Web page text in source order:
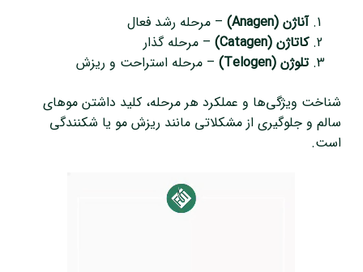
آناژن (Anagen)
– مرحله رشد فعال
کاتاژن (Catagen)
– مرحله گذار
تلوژن (Telogen)
– مرحله استراحت و ریزش
شناخت ویژگی‌ها و عملکرد هر مرحله، کلید داشتن موهای
سالم و جلوگیری از مشکلاتی مانند ریزش مو یا شکنندگی
است.